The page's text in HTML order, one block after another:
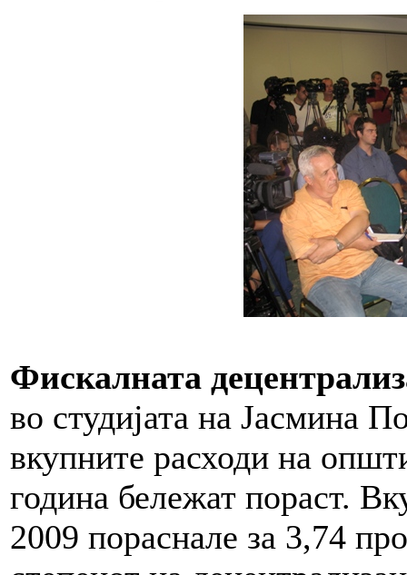
Фискалната
во студијата на Јасмина
вкупните расходи на
година бележат пораст.
2009 пораснале за 3,74